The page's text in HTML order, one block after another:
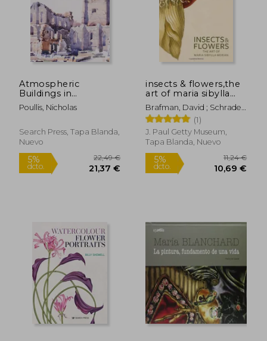
5%
dcto.
5%
dcto.
Atmospheric
Buildings in
Watercolour (en
Inglés)
Poullis, Nicholas
Search Press, Tapa Blanda,
Nuevo
insects & flowers,the
art of maria sibylla
merian (en Inglés)
Brafman, David ; Schrader,
Stephanie
(1)
J. Paul Getty Museum,
Tapa Blanda, Nuevo